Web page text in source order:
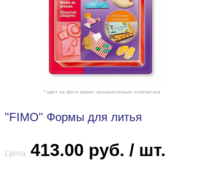
* цвет на фото может незначительно отличаться
"FIMO" Формы для литья
Цена 413.00 руб. / шт.